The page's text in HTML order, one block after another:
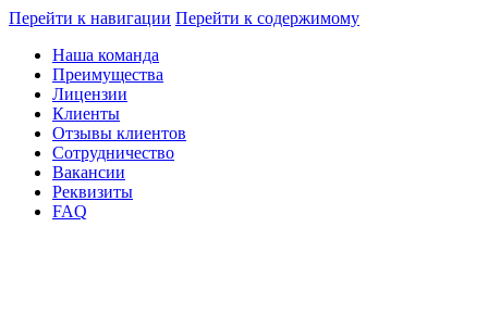
Перейти к навигации Перейти к содержимому
Наша команда
Преимущества
Лицензии
Клиенты
Отзывы клиентов
Сотрудничество
Вакансии
Реквизиты
FAQ